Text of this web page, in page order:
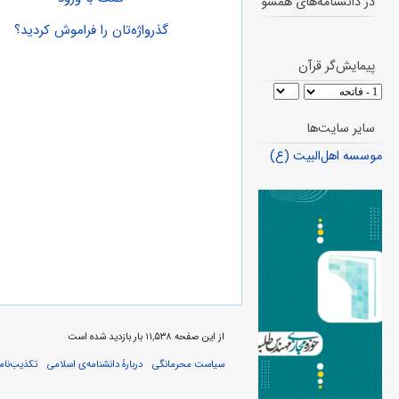
گذرواژه‌تان را فراموش کردید؟
پیمایش‌گر قرآن
سایر سایت‌ها
موسسه اهل‌البیت (ع)
از این صفحه ۱۱,۵۳۸ بار بازدید شده است
سیاست محرمانگی
دربارهٔ دانشنامه‌ی اسلامی